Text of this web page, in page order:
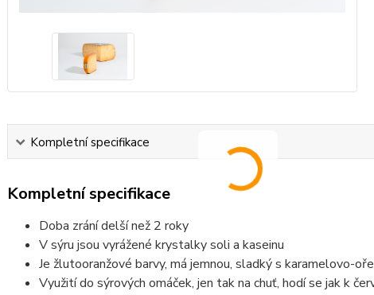
Kompletní specifikace
Kompletní specifikace
Doba zrání delší než 2 roky
V sýru jsou vyrážené krystalky soli a kaseinu
Je žlutooranžové barvy, má jemnou, sladký s karamelovo-
Využití do sýrových omáček, jen tak na chuť, hodí se jak k